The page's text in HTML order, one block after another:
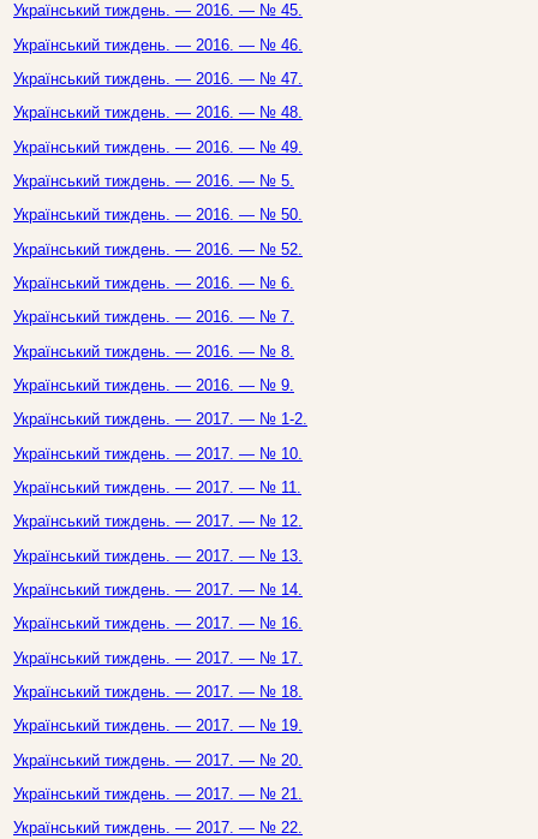
Український тиждень. — 2016. — № 45.
Український тиждень. — 2016. — № 46.
Український тиждень. — 2016. — № 47.
Український тиждень. — 2016. — № 48.
Український тиждень. — 2016. — № 49.
Український тиждень. — 2016. — № 5.
Український тиждень. — 2016. — № 50.
Український тиждень. — 2016. — № 52.
Український тиждень. — 2016. — № 6.
Український тиждень. — 2016. — № 7.
Український тиждень. — 2016. — № 8.
Український тиждень. — 2016. — № 9.
Український тиждень. — 2017. — № 1-2.
Український тиждень. — 2017. — № 10.
Український тиждень. — 2017. — № 11.
Український тиждень. — 2017. — № 12.
Український тиждень. — 2017. — № 13.
Український тиждень. — 2017. — № 14.
Український тиждень. — 2017. — № 16.
Український тиждень. — 2017. — № 17.
Український тиждень. — 2017. — № 18.
Український тиждень. — 2017. — № 19.
Український тиждень. — 2017. — № 20.
Український тиждень. — 2017. — № 21.
Український тиждень. — 2017. — № 22.